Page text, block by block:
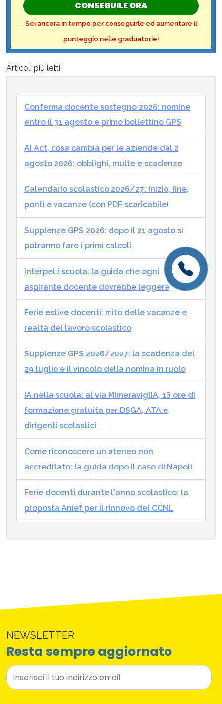
CONSEGUILE ORA
Sei ancora in tempo per conseguirle ed aumentare il
punteggio nelle graduatorie!
Articoli più letti
Conferma docente sostegno 2026: nomine
entro il 31 agosto e primo bollettino GPS
AI Act, cosa cambia per le aziende dal 2
agosto 2026: obblighi, multe e scadenze
Calendario scolastico 2026/27: inizio, fine,
ponti e vacanze (con PDF scaricabile)
Supplenze GPS 2026: dopo il 21 agosto si
potranno fare i primi calcoli
Interpelli scuola: la guida che ogni
aspirante docente dovrebbe leggere
Ferie estive docenti: mito delle vacanze e
realtà del lavoro scolastico
Supplenze GPS 2026/2027: la scadenza del
29 luglio e il vincolo della nomina in ruolo
IA nella scuola: al via MImeraviglIA, 16 ore di
formazione gratuita per DSGA, ATA e
dirigenti scolastici
Come riconoscere un ateneo non
accreditato: la guida dopo il caso di Napoli
Ferie docenti durante l'anno scolastico: la
proposta Anief per il rinnovo del CCNL
NEWSLETTER
Resta sempre aggiornato